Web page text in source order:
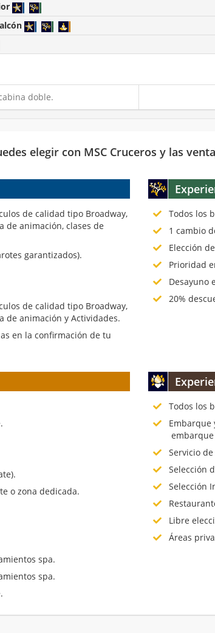
doble.
elegir con MSC Cruceros y las
de calidad tipo Broadway,
de animación, clases de
garantizados).
de calidad tipo Broadway,
de animación y Actividades.
en la confirmación de tu
Todos los
1 cambio
Elección
Prioridad
Desayuno
20%
o zona dedicada.
spa.
spa.
Todos los
embarque
Servicio
Selección
Selección
Libre
Áreas